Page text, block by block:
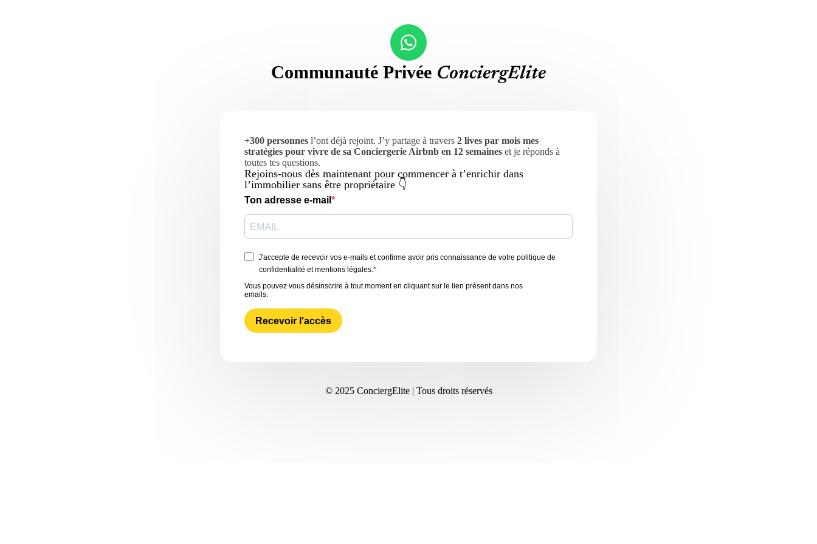
Communauté Privée ConciergElite
+300 personnes l’ont déjà rejoint. J’y partage à travers 2 lives par mois mes
stratégies pour vivre de sa Conciergerie Airbnb en 12 semaines et je réponds à
toutes tes questions.
Rejoins-nous dès maintenant pour commencer à t’enrichir dans
l’immobilier sans être propriétaire 👇
Ton adresse e-mail
J'accepte de recevoir vos e-mails et confirme avoir pris connaissance de votre politique de
confidentialité et mentions légales.
Vous pouvez vous désinscrire à tout moment en cliquant sur le lien présent dans nos
emails.
Recevoir l'accès
© 2025 ConciergElite | Tous droits réservés